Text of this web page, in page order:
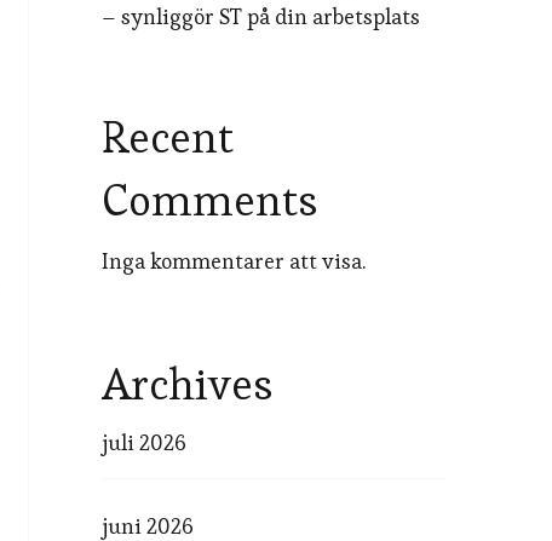
– synliggör ST på din arbetsplats
Recent
Comments
Inga kommentarer att visa.
Archives
juli 2026
juni 2026